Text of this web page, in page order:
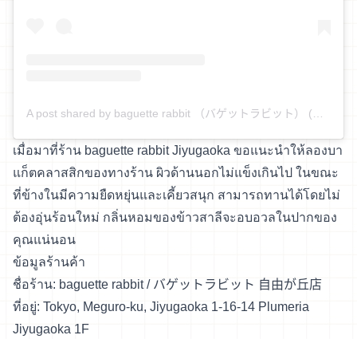
เมื่อมาที่ร้าน baguette rabbit Jiyugaoka ขอแนะนำให้ลองบา
แก็ตคลาสสิกของทางร้าน ผิวด้านนอกไม่แข็งเกินไป ในขณะ
ที่ข้างในมีความยืดหยุ่นและเคี้ยวสนุก สามารถทานได้โดยไม่
ต้องอุ่นร้อนใหม่ กลิ่นหอมของข้าวสาลีจะอบอวลในปากของ
คุณแน่นอน
ข้อมูลร้านค้า
ชื่อร้าน: baguette rabbit / バゲットラビット 自由が丘店
ที่อยู่: Tokyo, Meguro-ku, Jiyugaoka 1-16-14 Plumeria
Jiyugaoka 1F